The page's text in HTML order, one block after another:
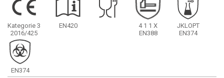
Kategorie 3
2016/425
EN420 4 1 1 X
EN388
JKLOPT
EN374
EN374